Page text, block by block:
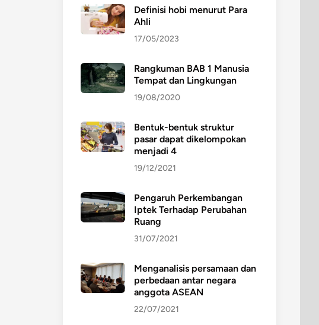
Definisi hobi menurut Para
Ahli
17/05/2023
Rangkuman BAB 1 Manusia
Tempat dan Lingkungan
19/08/2020
Bentuk-bentuk struktur
pasar dapat dikelompokan
menjadi 4
19/12/2021
Pengaruh Perkembangan
Iptek Terhadap Perubahan
Ruang
31/07/2021
Menganalisis persamaan dan
perbedaan antar negara
anggota ASEAN
22/07/2021